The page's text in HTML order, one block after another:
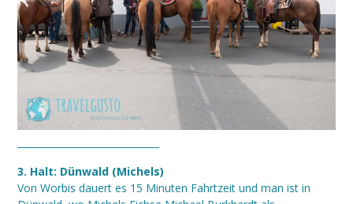
3. Halt: Dünwald (Michels)
Von Worbis dauert es 15 Minuten Fahrtzeit und man ist in